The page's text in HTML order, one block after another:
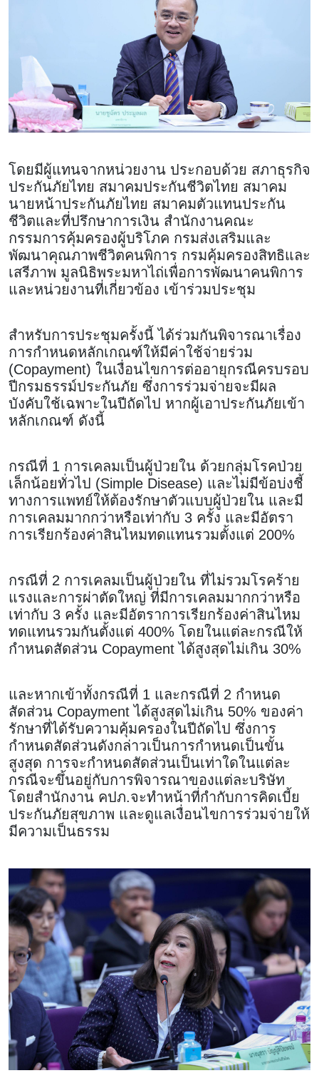
โดยมีผู้แทนจากหน่วยงาน ประกอบด้วย สภาธุรกิจ
ประกันภัยไทย สมาคมประกันชีวิตไทย สมาคม
นายหน้าประกันภัยไทย สมาคมตัวแทนประกัน
ชีวิตและที่ปรึกษาการเงิน สำนักงานคณะ
กรรมการคุ้มครองผู้บริโภค กรมส่งเสริมและ
พัฒนาคุณภาพชีวิตคนพิการ กรมคุ้มครองสิทธิและ
เสรีภาพ มูลนิธิพระมหาไถ่เพื่อการพัฒนาคนพิการ
และหน่วยงานที่เกี่ยวข้อง เข้าร่วมประชุม
สำหรับการประชุมครั้งนี้ ได้ร่วมกันพิจารณาเรื่อง
การกำหนดหลักเกณฑ์ให้มีค่าใช้จ่ายร่วม
(Copayment) ในเงื่อนไขการต่ออายุกรณีครบรอบ
ปีกรมธรรม์ประกันภัย ซึ่งการร่วมจ่ายจะมีผล
บังคับใช้เฉพาะในปีถัดไป หากผู้เอาประกันภัยเข้า
หลักเกณฑ์ ดังนี้
กรณีที่ 1 การเคลมเป็นผู้ป่วยใน ด้วยกลุ่มโรคป่วย
เล็กน้อยทั่วไป (Simple Disease) และไม่มีข้อบ่งชี้
ทางการแพทย์ให้ต้องรักษาตัวแบบผู้ป่วยใน และมี
การเคลมมากกว่าหรือเท่ากับ 3 ครั้ง และมีอัตรา
การเรียกร้องค่าสินไหมทดแทนรวมตั้งแต่ 200%
กรณีที่ 2 การเคลมเป็นผู้ป่วยใน ที่ไม่รวมโรคร้าย
แรงและการผ่าตัดใหญ่ ที่มีการเคลมมากกว่าหรือ
เท่ากับ 3 ครั้ง และมีอัตราการเรียกร้องค่าสินไหม
ทดแทนรวมกันตั้งแต่ 400% โดยในแต่ละกรณีให้
กำหนดสัดส่วน Copayment ได้สูงสุดไม่เกิน 30%
และหากเข้าทั้งกรณีที่ 1 และกรณีที่ 2 กำหนด
สัดส่วน Copayment ได้สูงสุดไม่เกิน 50% ของค่า
รักษาที่ได้รับความคุ้มครองในปีถัดไป ซึ่งการ
กำหนดสัดส่วนดังกล่าวเป็นการกำหนดเป็นขั้น
สูงสุด การจะกำหนดสัดส่วนเป็นเท่าใดในแต่ละ
กรณีจะขึ้นอยู่กับการพิจารณาของแต่ละบริษัท
โดยสำนักงาน คปภ.จะทำหน้าที่กำกับการคิดเบี้ย
ประกันภัยสุขภาพ และดูแลเงื่อนไขการร่วมจ่ายให้
มีความเป็นธรรม